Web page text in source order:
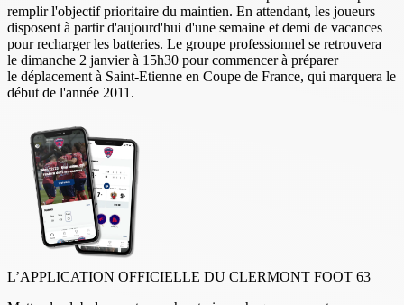
remplir l'objectif prioritaire du maintien. En attendant, les joueurs
disposent à partir d'aujourd'hui d'une semaine et demi de vacances
pour recharger les batteries. Le groupe professionnel se retrouvera
le dimanche 2 janvier à 15h30 pour commencer à préparer
le déplacement à Saint-Etienne en Coupe de France, qui marquera le
début de l'année 2011.
L’APPLICATION OFFICIELLE DU CLERMONT FOOT 63